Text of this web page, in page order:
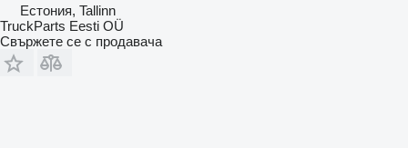
Естония, Tallinn
TruckParts Eesti OÜ
Свържете се с продавача